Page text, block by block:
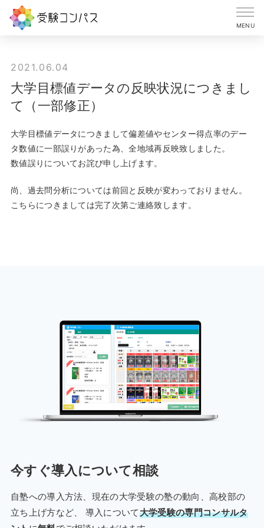
MENU
2021.06.04
大学目標値データの反映状況につきまし
て（一部修正）
大学目標値データにつきまして偏差値やセンター得点率のデー
タ数値に一部誤りがあった為、全地域再反映致しました。
数値誤りについてお詫び申し上げます。
尚、過去問分析については前回と反映が変わっておりません。
こちらにつきましては完了次第ご連絡致します。
今すぐ導入について相談
自塾への導入方法、現在の大学受験の塾の動向、高校部の
立ち上げ方など、
導入について大学受験の専門コンサルタ